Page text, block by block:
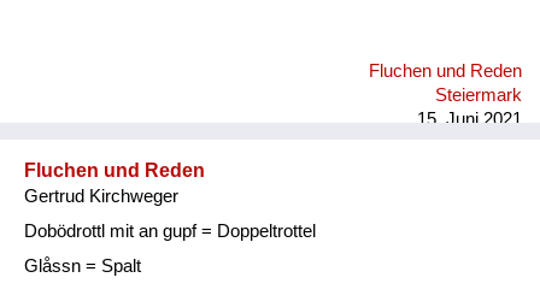
Fluchen und Reden
Steiermark
15. Juni 2021
Fluchen und Reden
Gertrud Kirchweger
Dobödrottl mit an gupf = Doppeltrottel
Glåssn = Spalt